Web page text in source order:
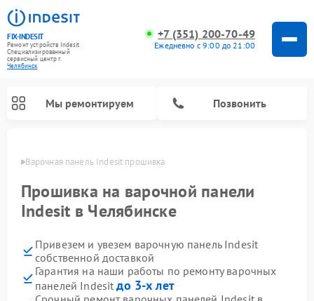
FIX-INDESIT
Ремонт устройств Indesit
Специализированный
cервисный центр г.
Челябинск
+7 (351) 200-70-49
Ежедневно с 9:00 до 21:00
Мы ремонтируем Позвонить
Варочная панель Indesit прошивка
Прошивка на варочной панели
Indesit в Челябинске
Привезем и увезем варочную панель Indesit
собственной доставкой
Гарантия на наши работы по ремонту варочных
панелей Indesitдо 3-х лет